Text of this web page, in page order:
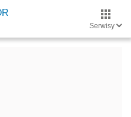
Serwisy